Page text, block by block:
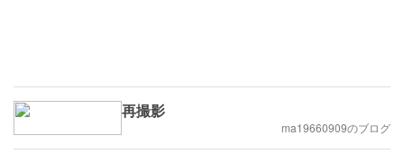
再撮影
ma19660909のブログ